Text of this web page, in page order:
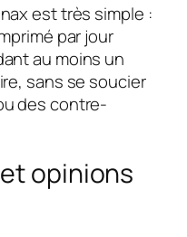
est très simple :
par jour
au moins un
sans se soucier
des contre-
opinions